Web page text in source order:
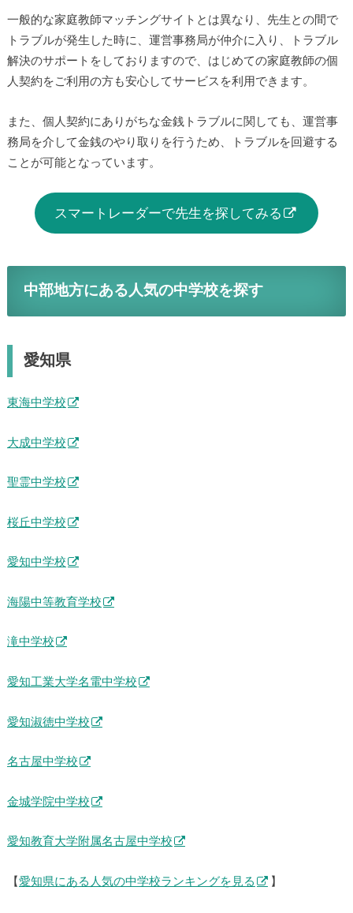
一般的な家庭教師マッチングサイトとは異なり、先生との間で
トラブルが発生した時に、運営事務局が仲介に入り、トラブル
解決のサポートをしておりますので、はじめての家庭教師の個
人契約をご利用の方も安心してサービスを利用できます。
また、個人契約にありがちな金銭トラブルに関しても、運営事
務局を介して金銭のやり取りを行うため、トラブルを回避する
ことが可能となっています。
スマートレーダーで先生を探してみる
中部地方にある人気の中学校を探す
愛知県
東海中学校
大成中学校
聖霊中学校
桜丘中学校
愛知中学校
海陽中等教育学校
滝中学校
愛知工業大学名電中学校
愛知淑徳中学校
名古屋中学校
金城学院中学校
愛知教育大学附属名古屋中学校
【 愛知県にある人気の中学校ランキングを見る 】